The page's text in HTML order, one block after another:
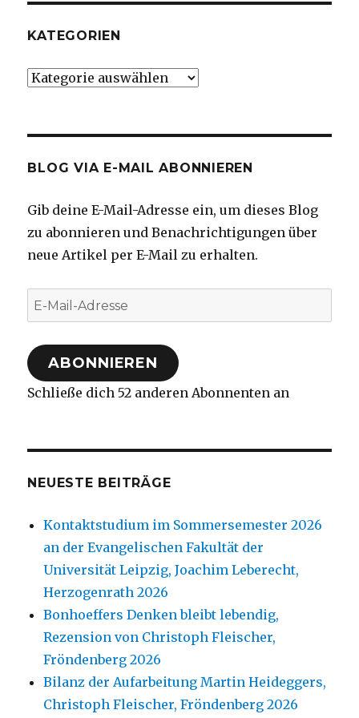
KATEGORIEN
Kategorien
BLOG VIA E-MAIL ABONNIEREN
Gib deine E-Mail-Adresse ein, um dieses Blog
zu abonnieren und Benachrichtigungen über
neue Artikel per E-Mail zu erhalten.
E-
Mail-
Adresse
ABONNIEREN
Schließe dich 52 anderen Abonnenten an
NEUESTE BEITRÄGE
Kontaktstudium im Sommersemester 2026
an der Evangelischen Fakultät der
Universität Leipzig, Joachim Leberecht,
Herzogenrath 2026
Bonhoeffers Denken bleibt lebendig,
Rezension von Christoph Fleischer,
Fröndenberg 2026
Bilanz der Aufarbeitung Martin Heideggers,
Christoph Fleischer, Fröndenberg 2026